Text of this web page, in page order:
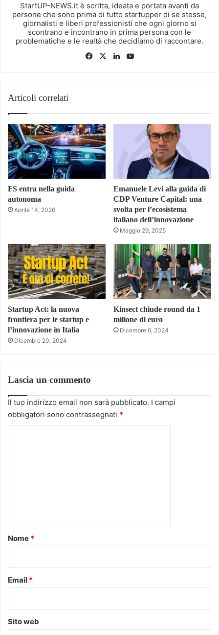
StartUP-NEWS.it è scritta, ideata e portata avanti da
persone che sono prima di tutto startupper di se stesse,
giornalisti e liberi professionisti che ogni giorno si
scontrano e incontrano in prima persona con le
problematiche e le realtà che decidiamo di raccontare.
Facebook
X LinkedIn
Articoli correlati
FS entra nella guida
autonoma
Aprile 14, 2026
Emanuele Levi alla guida di
CDP Venture Capital: una
svolta per l’ecosistema
italiano dell’innovazione
Maggio 29, 2025
Startup Act: la nuova
frontiera per le startup e
l’innovazione in Italia
Dicembre 20, 2024
Kinsect chiude round da 1
milione di euro
Dicembre 6, 2024
Lascia un commento
Il tuo indirizzo email non sarà pubblicato. I campi
obbligatori sono contrassegnati *
o
Nome *
Email *
Sito web